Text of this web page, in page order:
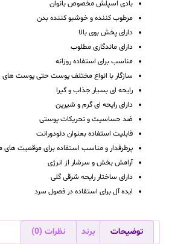
بادی اسپلش مخصوص بانوان
مرطوب کننده و خوشبو کننده بدن
دارای پخش بوی بالا
دارای ماندگاری مطلوب
مناسب برای استفاده روزانه
سازگار با انواع مختلف پوست حتی پوست
رایحه ای بسیار جذاب و گیرا
دارای رایحه ای گرم و شیرین
ضد حساسیت و تحریکات پوستی
قابلیت استفاده بعنوان دئودورانت
پرطرفدار و مناسب استفاده برای موقعیت
آرامش بخش و سرشار از انرژی
دارای ساختار رایحه شرقی گلی
ایده آل برای استفاده در فصول سرد
توضیحات برند نظرات (0)